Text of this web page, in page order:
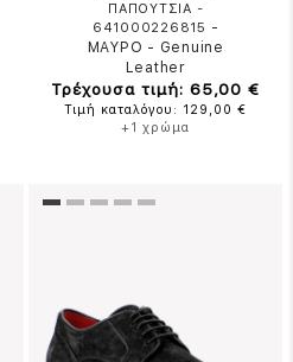
ΠΑΠΟΥΤΣΙΑ -
641000226815 -
ΜΑΥΡΟ - Genuine
Leather
Τρέχουσα τιμή: 65,00 €
Τιμή καταλόγου: 129,00 €
+1 χρώμα